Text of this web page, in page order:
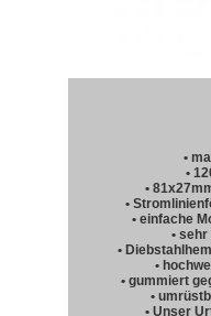
•
•
•
•
• einfache
•
•
•
• gummiert
•
• Unser